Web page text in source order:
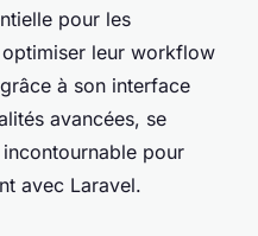
pour les
leur workflow
à son interface
avancées, se
pour
avec Laravel.